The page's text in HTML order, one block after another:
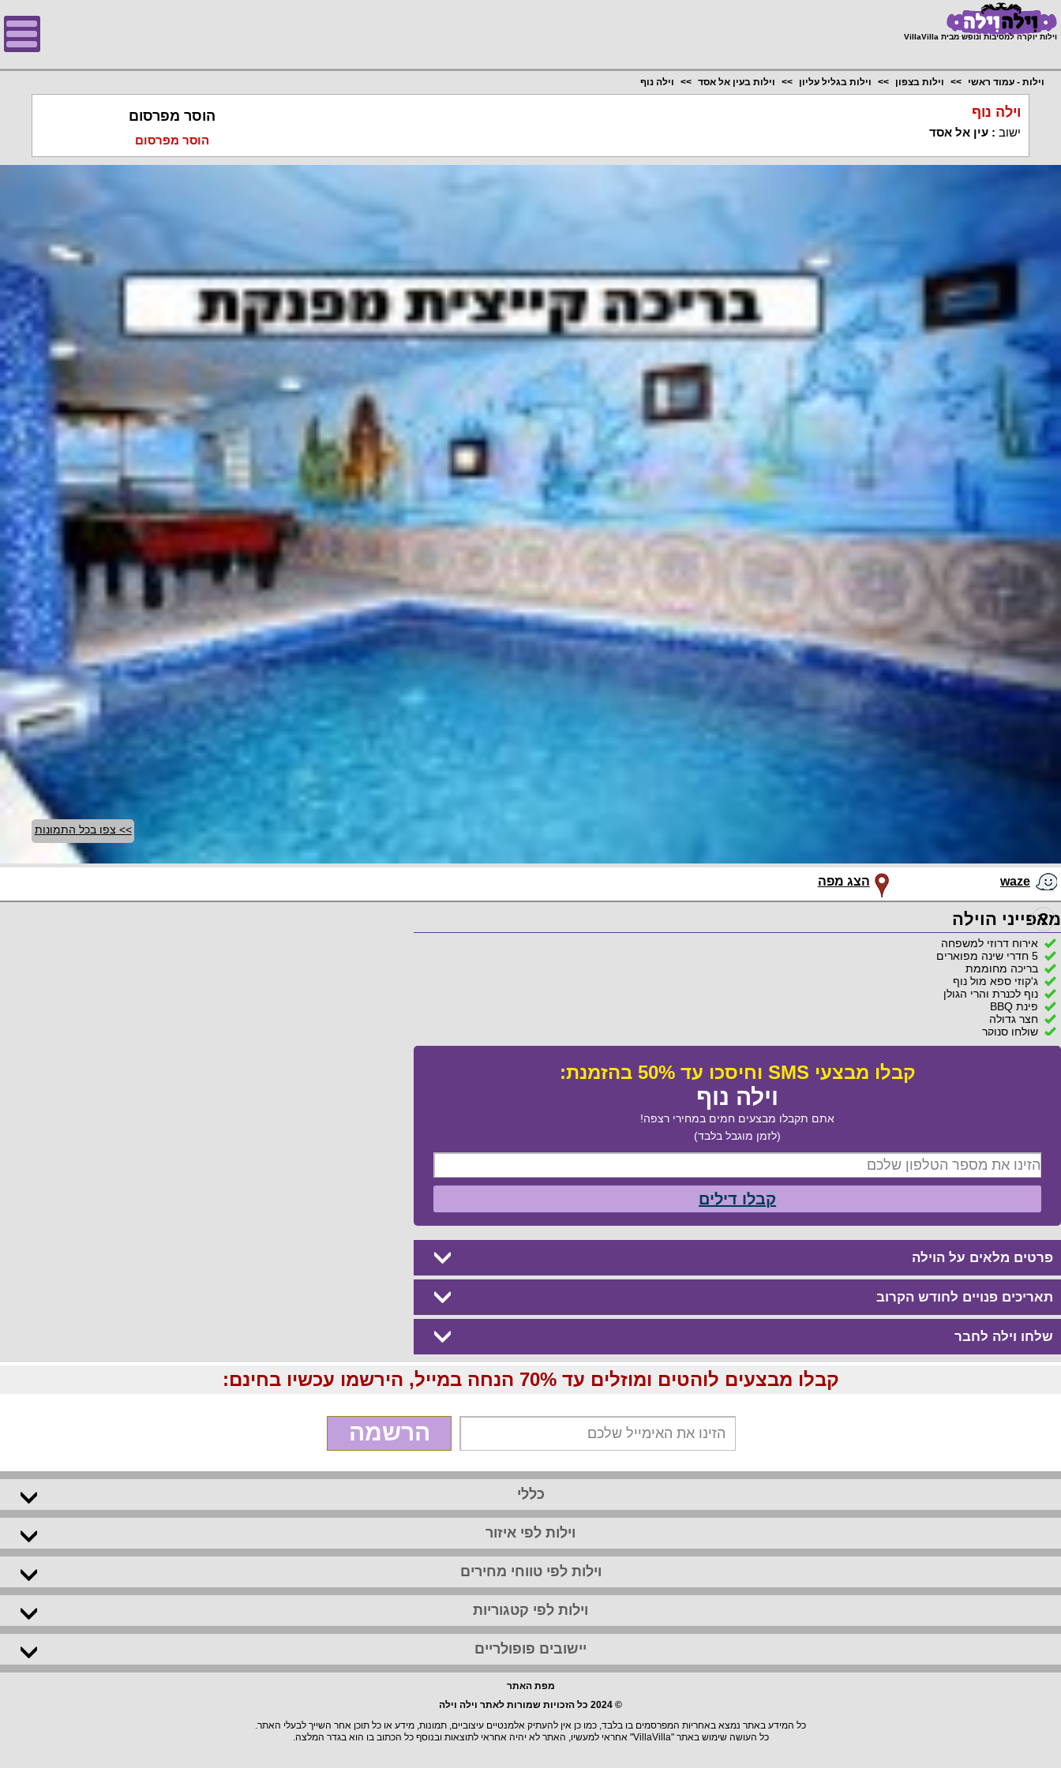
וילות יוקרה למסיבות ונופש מבית VillaVilla
וילות - עמוד ראשי וילות בצפון וילות בגליל עליון וילות בעין אל אסד וילה נוף
וילה נוף
ישוב :עין אל אסד
הוסר מפרסום
הוסר מפרסום
>> צפו בכל התמונות
waze הצג מפה
?
מאפייני הוילה
אירוח דרוזי למשפחה
5 חדרי שינה מפוארים
בריכה מחוממת
ג'קוזי ספא מול נוף
נוף לכנרת והרי הגולן
פינת BBQ
חצר גדולה
שולחן סנוקר
קבלו מבצעי SMS וחיסכו עד 50% בהזמנת:
וילה נוף
אתם תקבלו מבצעים חמים במחירי רצפה!
(לזמן מוגבל בלבד)
קבלו דילים
פרטים מלאים על הוילה
תאריכים פנויים לחודש הקרוב
שלחו וילה לחבר
קבלו מבצעים לוהטים ומוזלים עד 70% הנחה במייל, הירשמו עכשיו בחינם:
הרשמה
כללי
וילות לפי איזור
וילות לפי טווחי מחירים
וילות לפי קטגוריות
יישובים פופולריים
מפת האתר
© 2024 כל הזכויות שמורות לאתר וילה וילה
כל המידע באתר נמצא באחריות המפרסמים בו בלבד, כמו כן אין להעתיק אלמנטיים עיצוביים, תמונות, מידע או כל תוכן אחר השייך לבעלי האתר.
כל העושה שימוש באתר "VillaVilla" אחראי למעשיו, האתר לא יהיה אחראי לתוצאות ובנוסף כל הכתוב בו הוא בגדר המלצה.